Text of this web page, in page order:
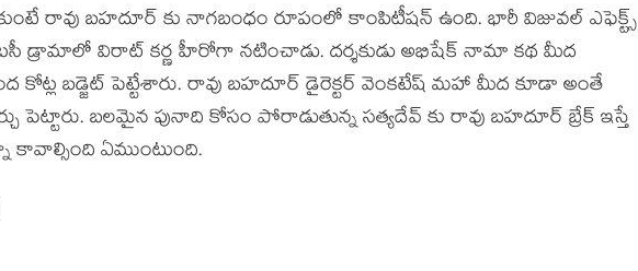
రావు బహదూర్ కు నాగబంధం రూపంలో కాంపిటీషన్ ఉంది. భారీ విజువల్ ఎఫెక్ట్స్
డ్రామాలో విరాట్ కర్ణ హీరోగా నటించాడు. దర్శకుడు అభిషేక్ నామా కథ మీద
కోట్ల బడ్జెట్ పెట్టేశారు. రావు బహదూర్ డైరెక్టర్ వెంకటేష్ మహా మీద కూడా అంతే
పెట్టారు. బలమైన పునాది కోసం పోరాడుతున్న సత్యదేవ్ కు రావు బహదూర్ బ్రేక్ ఇస్తే
కావాల్సింది ఏముంటుంది.